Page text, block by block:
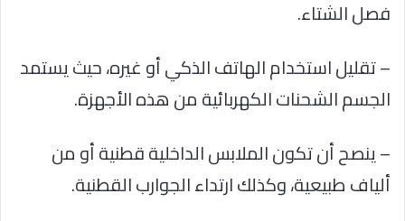
فصل الشتاء.
– تقليل استخدام الهاتف الذكي أو غيره، حيث يستمد
الجسم الشحنات الكهربائية من هذه الأجهزة.
– ينصح أن تكون الملابس الداخلية قطنية أو من
ألياف طبيعية، وكذلك ارتداء الجوارب القطنية.